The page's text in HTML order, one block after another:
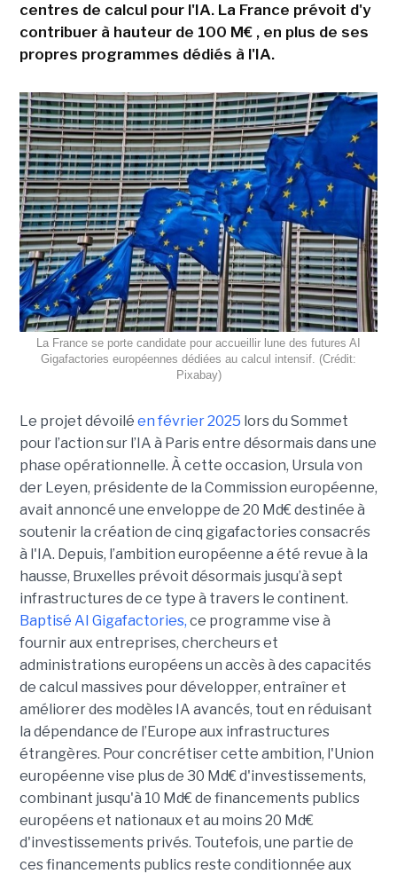
centres de calcul pour l'IA. La France prévoit d'y
contribuer à hauteur de 100 M€ , en plus de ses
propres programmes dédiés à l'IA.
La France se porte candidate pour accueillir lune des futures AI
Gigafactories européennes dédiées au calcul intensif. (Crédit:
Pixabay)
Le projet dévoilé en février 2025 lors du Sommet
pour l’action sur l’IA à Paris entre désormais dans une
phase opérationnelle. À cette occasion, Ursula von
der Leyen, présidente de la Commission européenne,
avait annoncé une enveloppe de 20 Md€ destinée à
soutenir la création de cinq gigafactories consacrés
à l'IA. Depuis, l’ambition européenne a été revue à la
hausse, Bruxelles prévoit désormais jusqu’à sept
infrastructures de ce type à travers le continent.
Baptisé AI Gigafactories, ce programme vise à
fournir aux entreprises, chercheurs et
administrations européens un accès à des capacités
de calcul massives pour développer, entraîner et
améliorer des modèles IA avancés, tout en réduisant
la dépendance de l’Europe aux infrastructures
étrangères. Pour concrétiser cette ambition, l'Union
européenne vise plus de 30 Md€ d'investissements,
combinant jusqu'à 10 Md€ de financements publics
européens et nationaux et au moins 20 Md€
d'investissements privés. Toutefois, une partie de
ces financements publics reste conditionnée aux